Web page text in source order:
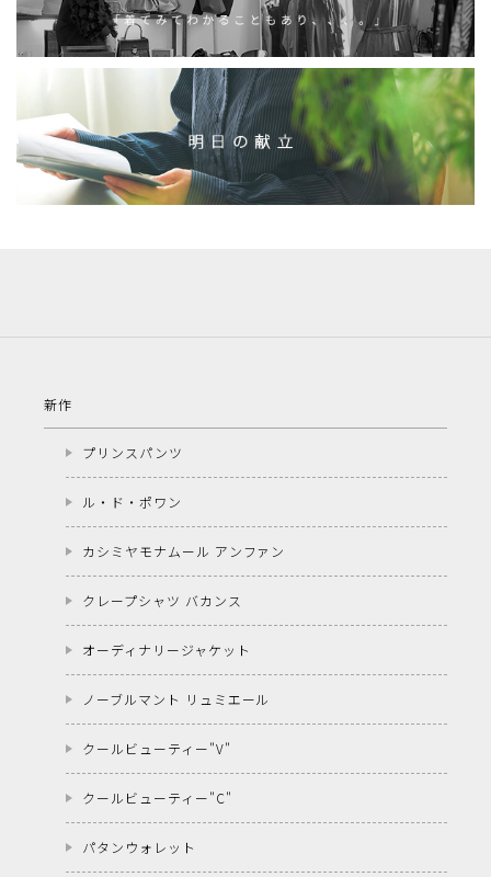
新作
プリンスパンツ
ル・ド・ポワン
カシミヤモナムール アンファン
クレープシャツ バカンス
オーディナリージャケット
ノーブルマント リュミエール
クールビューティー"V"
クールビューティー"C"
パタンウォレット